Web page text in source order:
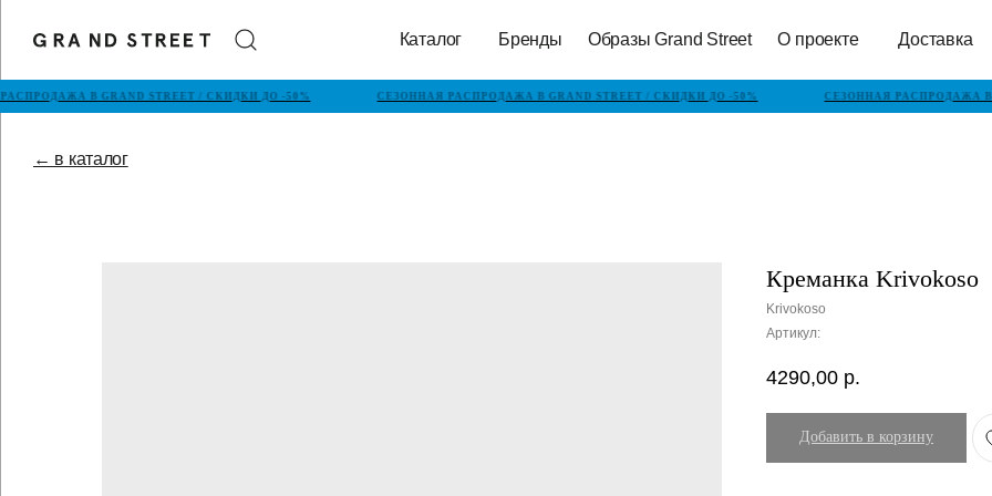
Каталог Образы Grand Street О проекте Доставка
Бренды
В GRAND STREET / СКИДКИ ДО -50% СЕЗОННАЯ РАСПРОДАЖА В GRAND STREET / СКИДКИ ДО -50% СЕЗОННАЯ РАСПРОДАЖА В
← в каталог
Креманка Krivokoso
Krivokoso
Артикул:
4290,00 р.
Добавить в корзину